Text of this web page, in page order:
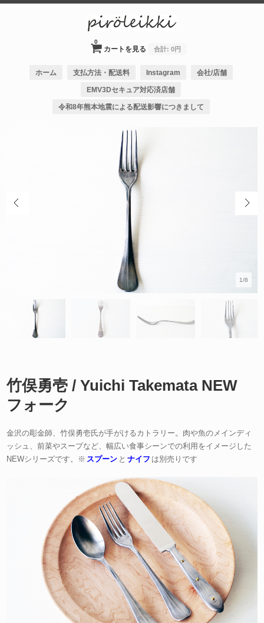
カートを見る
0
合計: 0円
ホーム 支払方法・配送料 Instagram 会社/店舗
EMV3Dセキュア対応済店舗
令和8年熊本地震による配送影響につきまして
1/8
竹俣勇壱 / Yuichi Takemata NEW
フォーク
金沢の彫金師、竹俣勇壱氏が手がけるカトラリー。肉や魚のメインディ
ッシュ、前菜やスープなど、幅広い食事シーンでの利用をイメージした
NEWシリーズです。※ スプーン と ナイフ は別売りです